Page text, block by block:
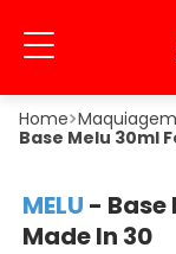
Maquiagem
Base Melu 30ml
MELU -
Made In 30